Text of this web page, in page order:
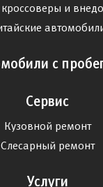
кроссоверы и
с
Сервис
Кузовной ремонт
Слесарный ремонт
Услуги